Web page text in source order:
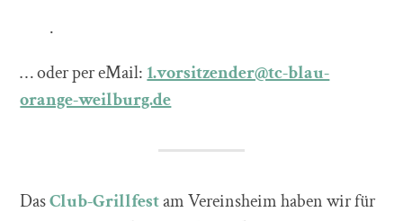
.
… oder per eMail: 1.vorsitzender@tc-blau-
orange-weilburg.de
DasClub-Grillfestam Vereinsheim haben wir für